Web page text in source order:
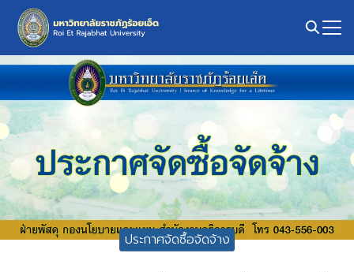
Skip
content
Search
for:
ประกาศจัดซื้อจัดจ้าง